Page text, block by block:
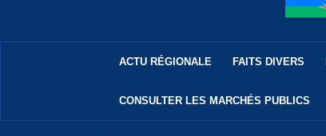
ACTU RÉGIONALE FAITS DIVERS
CONSULTER LES MARCHÉS PUBLICS